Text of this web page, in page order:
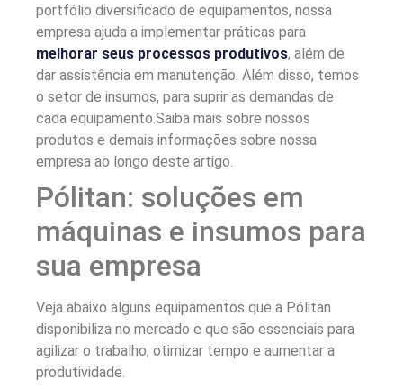
portfólio diversificado de equipamentos, nossa
empresa ajuda a implementar práticas para
melhorar seus processos produtivos, além de
dar assistência em manutenção. Além disso, temos
o setor de insumos, para suprir as demandas de
cada equipamento.Saiba mais sobre nossos
produtos e demais informações sobre nossa
empresa ao longo deste artigo.
Pólitan: soluções em
máquinas e insumos para
sua empresa
Veja abaixo alguns equipamentos que a Pólitan
disponibiliza no mercado e que são essenciais para
agilizar o trabalho, otimizar tempo e aumentar a
produtividade.